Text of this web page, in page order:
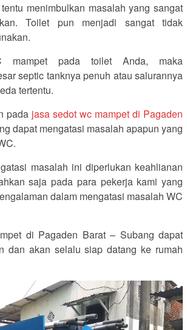
menimbulkan masalah yang sangat
Toilet pun menjadi sangat tidak
mampet pada toilet Anda, maka
septic tanknya penuh atau salurannya
tertentu.
pada jasa sedot wc mampet di Pagaden
dapat mengatasi masalah apapun yang
masalah ini diperlukan keahlianan
saja pada para pekerja kami yang
dalam mengatasi masalah WC
di Pagaden Barat – Subang dapat
dan akan selalu siap datang ke rumah